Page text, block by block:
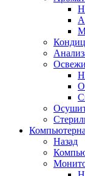
Назад